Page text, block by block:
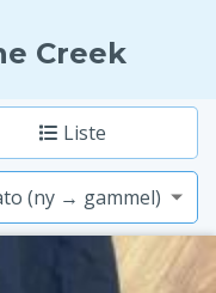
Creek
Liste